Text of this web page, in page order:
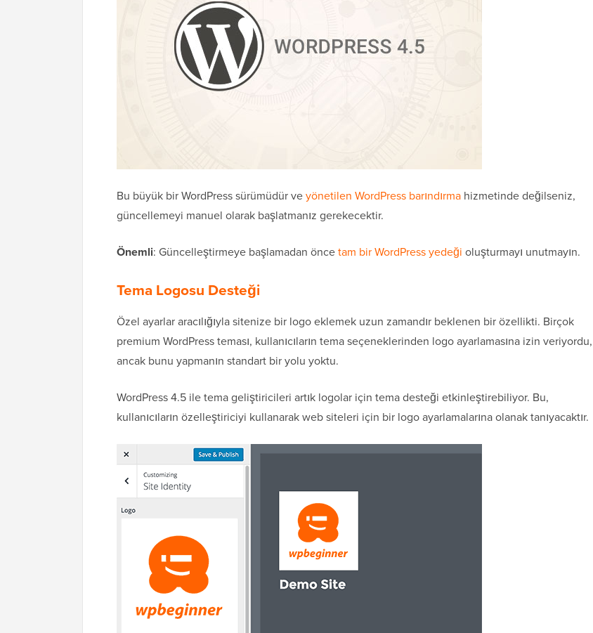
Bu büyük bir WordPress sürümüdür veyönetilen WordPress barındırma hizmetinde değilseniz,
güncellemeyi manuel olarak başlatmanız gerekecektir.
Önemli: Güncelleştirmeye başlamadan öncetam bir WordPress yedeği oluşturmayı unutmayın.
Tema Logosu Desteği
Özel ayarlar aracılığıyla sitenize bir logo eklemek uzun zamandır beklenen bir özellikti. Birçok
premium WordPress teması, kullanıcıların tema seçeneklerinden logo ayarlamasına izin veriyordu,
ancak bunu yapmanın standart bir yolu yoktu.
WordPress 4.5 ile tema geliştiricileri artık logolar için tema desteği etkinleştirebiliyor. Bu,
kullanıcıların özelleştiriciyi kullanarak web siteleri için bir logo ayarlamalarına olanak tanıyacaktır.